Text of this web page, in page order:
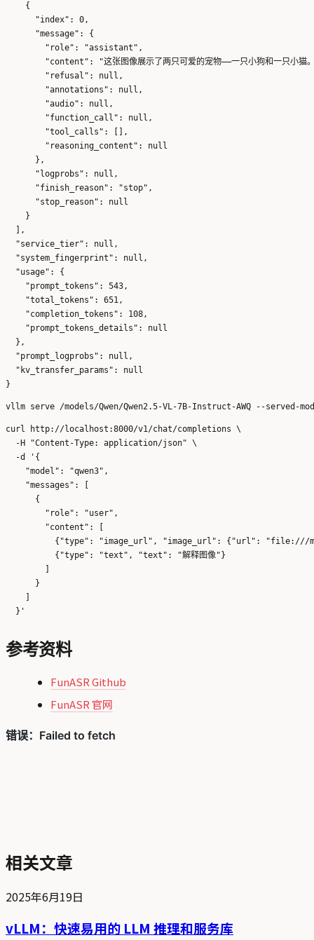
    {
      "index": 0,
      "message": {
        "role": "assistant",
"content": "这张图像展示了两只可爱的宠物——一只小狗和一只小猫。
        "refusal": null,
        "annotations": null,
        "audio": null,
        "function_call": null,
        "tool_calls": [],
        "reasoning_content": null
      },
      "logprobs": null,
      "finish_reason": "stop",
      "stop_reason": null
    }
  ],
  "service_tier": null,
  "system_fingerprint": null,
  "usage": {
    "prompt_tokens": 543,
    "total_tokens": 651,
    "completion_tokens": 108,
    "prompt_tokens_details": null
  },
  "prompt_logprobs": null,
  "kv_transfer_params": null
curl http://localhost:8000/v1/chat/completions \
  -H "Content-Type: application/json" \
  -d '{
    "model": "qwen3",
    "messages": [
      {
        "role": "user",
        "content": [
{"type": "image_url", "image_url": {"url":
          {"type": "text", "text": "解释图像"}
      }
参考资料
FunASR Github
FunASR 官网
相关文章
2025年6月19日
vLLM：快速易用的 LLM 推理和服务库